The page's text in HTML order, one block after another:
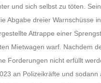
und sich selbst zu töten.
Abgabe dreier Warnschüsse
Attrappe einer
Mietwagen warf. Nachdem
Forderungen nicht erfüllt
an Polizeikräfte und sodann